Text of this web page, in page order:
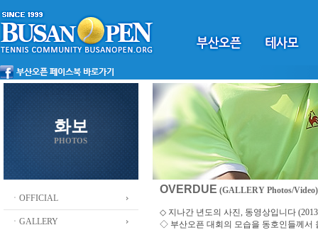
화보
PHOTOS
ㆍOFFICIAL
ㆍGALLERY
OVERDUE (GALLERY Photos/Video)
◇ 지나간 년도의 사진, 동영상입니다
◇ 부산오픈 대회의 모습을 동호인들께서